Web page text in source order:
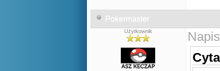
Pokermaster
Użytkownik